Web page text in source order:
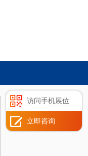
访问手机展位
立即咨询